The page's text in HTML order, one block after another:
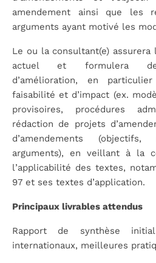
amendement ainsi que les
arguments ayant motivé les
Le ou la consultant(e) assurera
actuel et formulera des
d’amélioration, en
faisabilité et d’impact (ex.
provisoires, procédures
rédaction de projets
d’amendements (objectifs,
arguments), en veillant à la
l’applicabilité des textes,
97 et ses textes d’application.
Principaux livrables attendus
Rapport de synthèse
internationaux, meilleures